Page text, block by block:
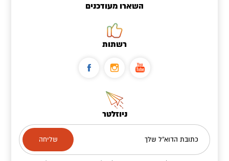
השארו מעודכנים
רשתות
ניוזלטר
כתובת הדוא"ל שלך